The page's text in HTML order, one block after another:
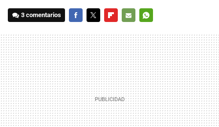
3 comentarios
MAIL